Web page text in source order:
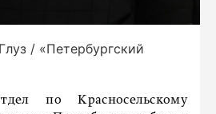
/ «Петербургский
по Красносельскому